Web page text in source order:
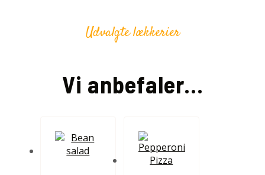
Udvalgte lækkerier
Vi anbefaler...